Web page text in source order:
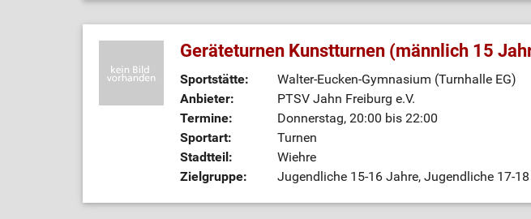
Geräteturnen Kunstturnen (männlich 15
Sportstätte:
Walter-Eucken-Gymnasium (Turnhalle EG)
Anbieter:
PTSV Jahn Freiburg e.V.
Termine:
Donnerstag, 20:00 bis 22:00
Sportart:
Turnen
Stadtteil:
Wiehre
Zielgruppe:
Jugendliche 15-16 Jahre, Jugendliche 17-